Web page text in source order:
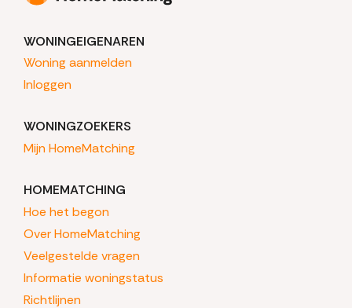
WONINGEIGENAREN
Woning aanmelden
Inloggen
WONINGZOEKERS
Mijn HomeMatching
HOMEMATCHING
Hoe het begon
Over HomeMatching
Veelgestelde vragen
Informatie woningstatus
Richtlijnen